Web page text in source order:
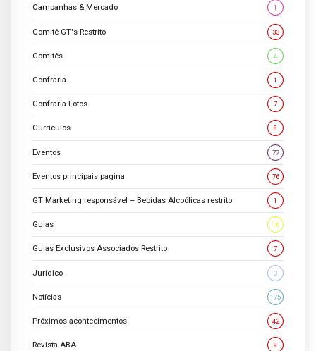
Campanhas & Mercado 1
Comitê GT's Restrito 33
Comitês 4
Confraria 1
Confraria Fotos 7
Currículos 8
Eventos 77
Eventos principais pagina 76
GT Marketing responsável – Bebidas Alcoólicas restrito 1
Guias 16
Guias Exclusivos Associados Restrito 7
Jurídico 3
Notícias 175
Próximos acontecimentos 42
Revista ABA 9